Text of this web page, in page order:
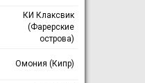
КИ Клаксвик
(Фарерские
острова)
Омония (Кипр)